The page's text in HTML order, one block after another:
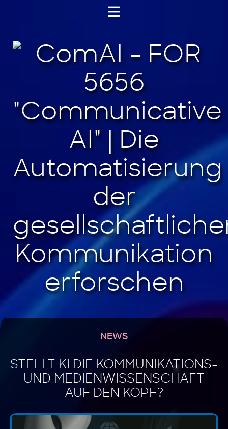
NEWS
STELLT KI DIE KOMMUNIKATIONS-
UND MEDIENWISSENSCHAFT
AUF DEN KOPF?